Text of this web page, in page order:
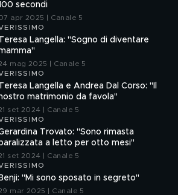
secondi
apr 2025 | Canale 5
Langella: "Sogno di diventare
mag 2025 | Canale 5
Langella e Andrea Dal Corso: "Il
matrimonio da favola"
set 2024 | Canale 5
Trovato: "Sono rimasta
a letto per otto mesi"
set 2024 | Canale 5
Benji: "Mi sono sposato in segreto"
mar 2025 | Canale 5